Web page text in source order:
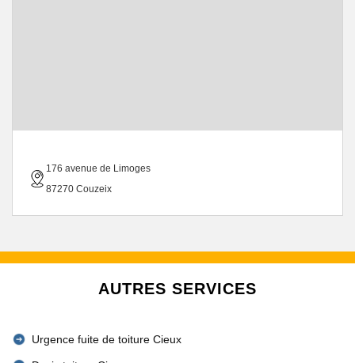
176 avenue de Limoges
87270 Couzeix
AUTRES SERVICES
Urgence fuite de toiture Cieux